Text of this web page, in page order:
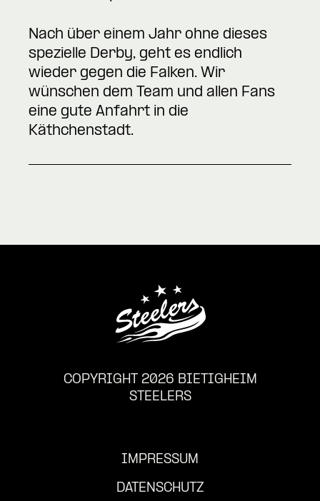
Nach über einem Jahr ohne dieses
spezielle Derby, geht es endlich
wieder gegen die Falken. Wir
wünschen dem Team und allen Fans
eine gute Anfahrt in die
Käthchenstadt.
COPYRIGHT 2026 BIETIGHEIM
STEELERS
IMPRESSUM
DATENSCHUTZ